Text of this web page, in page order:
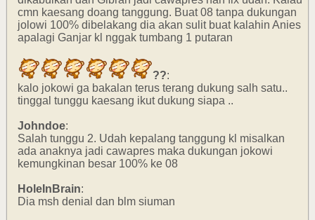
cmn kaesang doang tanggung. Buat 08 tanpa dukungan
jolowi 100% dibelakang dia akan sulit buat kalahin Anies
apalagi Ganjar kl nggak tumbang 1 putaran
??:
kalo jokowi ga bakalan terus terang dukung salh satu..
tinggal tunggu kaesang ikut dukung siapa ..
Johndoe:
Salah tunggu 2. Udah kepalang tanggung kl misalkan
ada anaknya jadi cawapres maka dukungan jokowi
kemungkinan besar 100% ke 08
HoleInBrain:
Dia msh denial dan blm siuman